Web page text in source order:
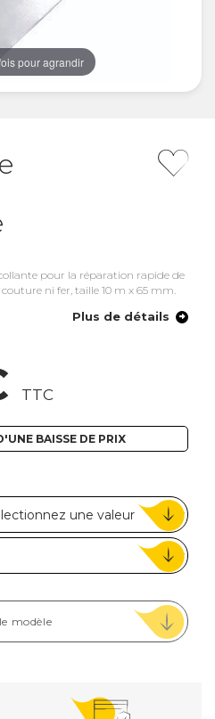
pour agrandir
pour la réparation rapide de
ni fer, taille 10 m x 65 mm.
Plus de détails
TTC
BAISSE DE PRIX
modèle